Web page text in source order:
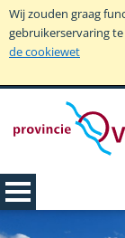
Wij zouden graag
gebruikerservaring
de cookiewet